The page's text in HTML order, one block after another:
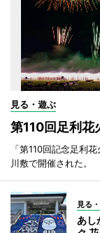
見る・遊ぶ
第110回足利
「第110回記念足利
川敷で開催された。
見る
あし